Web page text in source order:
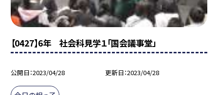
【0427】6年 社会科見学１「国会議事堂」
公開日 2023/04/28 更新日 2023/04/28